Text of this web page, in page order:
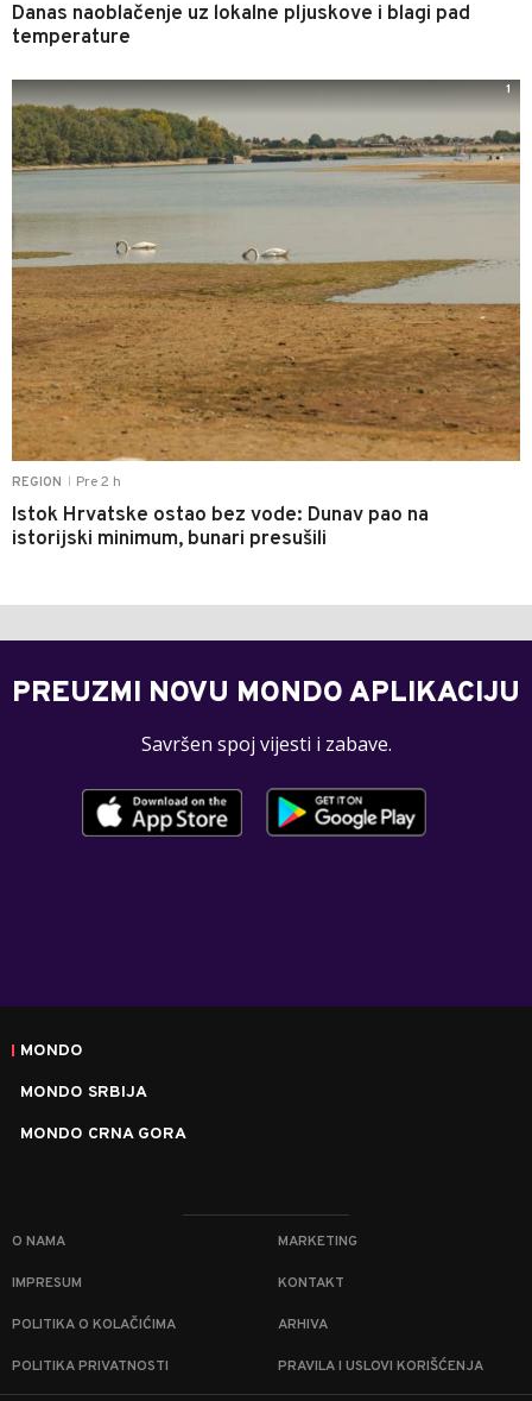
Danas naoblačenje uz lokalne pljuskove i blagi pad
temperature
REGION Pre 2 h
Istok Hrvatske ostao bez vode: Dunav pao na
istorijski minimum, bunari presušili
1
PREUZMI NOVU MONDO APLIKACIJU
Savršen spoj vijesti i zabave.
MONDO
MONDO SRBIJA
MONDO CRNA GORA
O NAMA MARKETING
IMPRESUM KONTAKT
POLITIKA O KOLAČIĆIMA ARHIVA
POLITIKA PRIVATNOSTI PRAVILA I USLOVI KORIŠĆENJA